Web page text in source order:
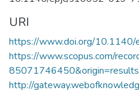
по социо-
URI
https://www.doi.org/
https://www.scopus.com/
http://